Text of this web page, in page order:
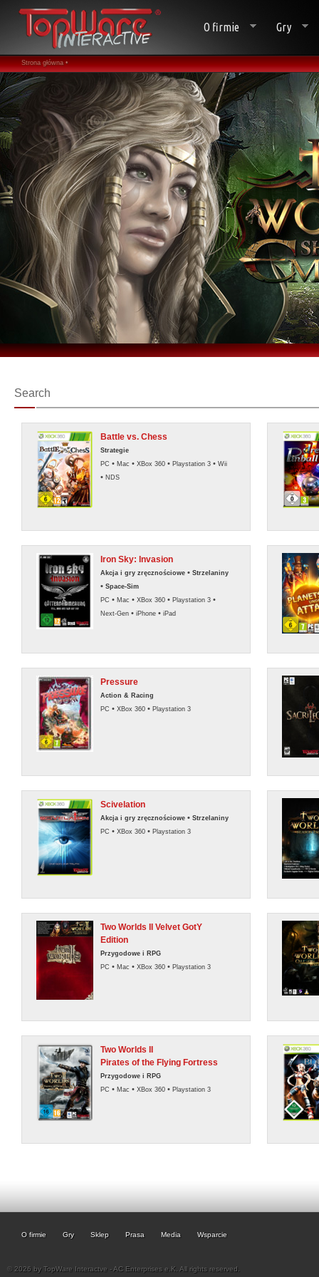
O firmie Gry
Strona główna •
Search
Battle vs. Chess
Strategie
PC • Mac • XBox 360 • Playstation 3 • Wii
• NDS
Iron Sky: Invasion
Akcja i gry zręcznościowe • Strzelaniny
• Space-Sim
PC • Mac • XBox 360 • Playstation 3 •
Next-Gen • iPhone • iPad
Pressure
Action & Racing
PC • XBox 360 • Playstation 3
Scivelation
Akcja i gry zręcznościowe • Strzelaniny
PC • XBox 360 • Playstation 3
Two Worlds II Velvet GotY
Edition
Przygodowe i RPG
PC • Mac • XBox 360 • Playstation 3
Two Worlds II
Pirates of the Flying Fortress
Przygodowe i RPG
PC • Mac • XBox 360 • Playstation 3
O firmie Gry Sklep Prasa Media Wsparcie
© 2026 by TopWare Interactve - AC Enterprises e.K. All rights reserved.